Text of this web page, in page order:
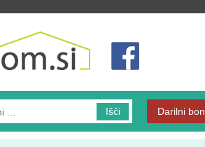
Išči Darilni